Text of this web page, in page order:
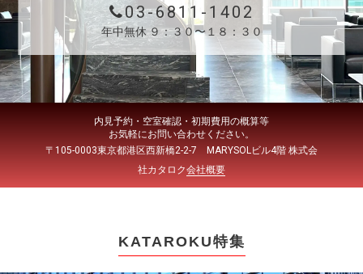
03-6811-1402
年中無休 ９：３０〜１８：３０
内見予約・空室確認・初期費用の概算等
お気軽にお問い合わせください。
〒105-0003東京都港区西新橋2-2-7 MARYSOLビル4階 株式会
社カタロク会社概要
KATAROKU特集